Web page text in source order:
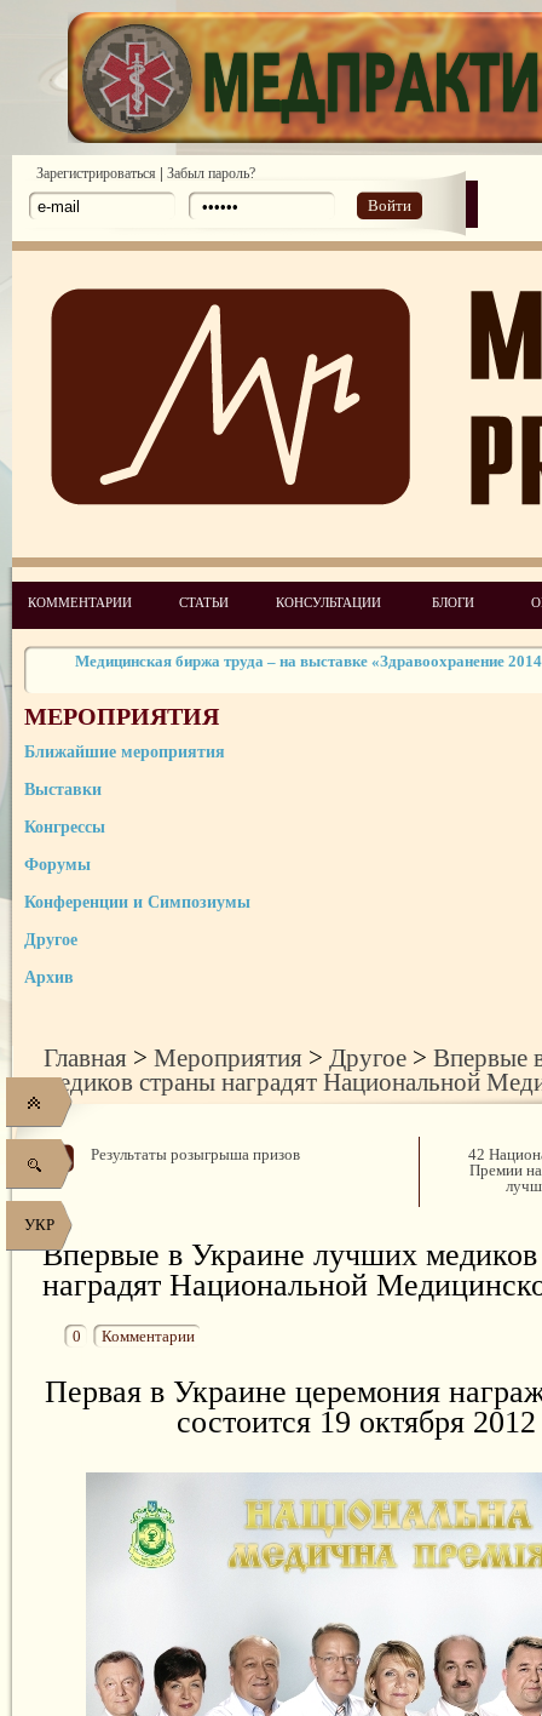
УКР
Зарегистрироваться | Забыл пароль?
Войти
КОММЕНТАРИИ СТАТЬИ КОНСУЛЬТАЦИИ БЛОГИ
Впервые в Украине лучших медиков страны наградят
Медицинской Премией!
42 Национальных Медицинских Премии нашли своих лауреатов:
Школа ультразвуковой и функциональной диагностики:
Мировой эксперт консалтинга сектора здравоохранения проф. Мария
МЕРОПРИЯТИЯ
Ближайшие мероприятия
Выставки
Конгрессы
Форумы
Конференции и Симпозиумы
Другое
Архив
Главная > Мероприятия > Другое > Впервые
медиков страны наградят Национальной
Результаты розыгрыша призов
42
Премии
Впервые в Украине лучших
наградят Национальной
0 Комментарии
Первая в Украине церемония
состоится 19 октября